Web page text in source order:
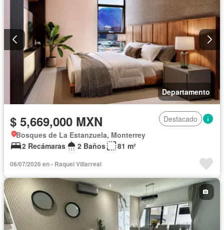
Departamento
$ 5,669,000 MXN
Destacado
Bosques de La Estanzuela, Monterrey
2 Recámaras
2 Baños 81 m²
06/07/2026 en - Raquel Villarreal